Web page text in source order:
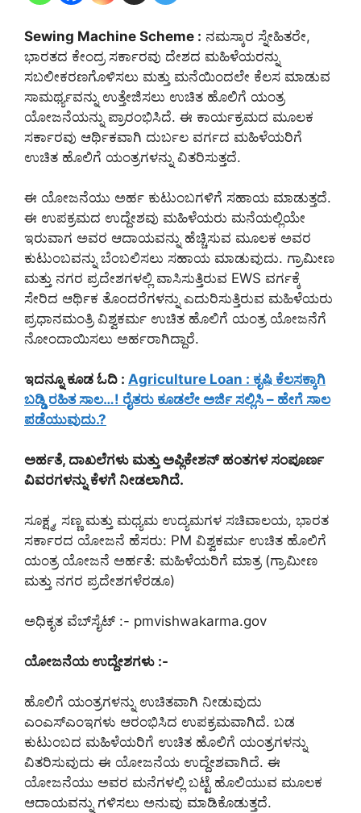
Sewing Machine Scheme : ನಮಸ್ಕಾರ ಸ್ನೇಹಿತರೇ,
ಭಾರತದ ಕೇಂದ್ರ ಸರ್ಕಾರವು ದೇಶದ ಮಹಿಳೆಯರನ್ನು
ಸಬಲೀಕರಣಗೊಳಿಸಲು ಮತ್ತು ಮನೆಯಿಂದಲೇ ಕೆಲಸ ಮಾಡುವ
ಸಾಮರ್ಥ್ಯವನ್ನು ಉತ್ತೇಜಿಸಲು ಉಚಿತ ಹೊಲಿಗೆ ಯಂತ್ರ
ಯೋಜನೆಯನ್ನು ಪ್ರಾರಂಭಿಸಿದೆ. ಈ ಕಾರ್ಯಕ್ರಮದ ಮೂಲಕ
ಸರ್ಕಾರವು ಆರ್ಥಿಕವಾಗಿ ದುರ್ಬಲ ವರ್ಗದ ಮಹಿಳೆಯರಿಗೆ
ಉಚಿತ ಹೊಲಿಗೆ ಯಂತ್ರಗಳನ್ನು ವಿತರಿಸುತ್ತದೆ.
ಈ ಯೋಜನೆಯು ಅರ್ಹ ಕುಟುಂಬಗಳಿಗೆ ಸಹಾಯ ಮಾಡುತ್ತದೆ.
ಈ ಉಪಕ್ರಮದ ಉದ್ದೇಶವು ಮಹಿಳೆಯರು ಮನೆಯಲ್ಲಿಯೇ
ಇರುವಾಗ ಅವರ ಆದಾಯವನ್ನು ಹೆಚ್ಚಿಸುವ ಮೂಲಕ ಅವರ
ಕುಟುಂಬವನ್ನು ಬೆಂಬಲಿಸಲು ಸಹಾಯ ಮಾಡುವುದು. ಗ್ರಾಮೀಣ
ಮತ್ತು ನಗರ ಪ್ರದೇಶಗಳಲ್ಲಿ ವಾಸಿಸುತ್ತಿರುವ EWS ವರ್ಗಕ್ಕೆ
ಸೇರಿದ ಆರ್ಥಿಕ ತೊಂದರೆಗಳನ್ನು ಎದುರಿಸುತ್ತಿರುವ ಮಹಿಳೆಯರು
ಪ್ರಧಾನಮಂತ್ರಿ ವಿಶ್ವಕರ್ಮ ಉಚಿತ ಹೊಲಿಗೆ ಯಂತ್ರ ಯೋಜನೆಗೆ
ನೋಂದಾಯಿಸಲು ಅರ್ಹರಾಗಿದ್ದಾರೆ.
ಇದನ್ನೂ ಕೂಡ ಓದಿ : Agriculture Loan : ಕೃಷಿ ಕೆಲಸಕ್ಕಾಗಿ
ಬಡ್ಡಿ ರಹಿತ ಸಾಲ…! ರೈತರು ಕೂಡಲೇ ಅರ್ಜಿ ಸಲ್ಲಿಸಿ – ಹೇಗೆ ಸಾಲ
ಪಡೆಯುವುದು.?
ಅರ್ಹತೆ, ದಾಖಲೆಗಳು ಮತ್ತು ಅಪ್ಲಿಕೇಶನ್ ಹಂತಗಳ ಸಂಪೂರ್ಣ
ವಿವರಗಳನ್ನು ಕೆಳಗೆ ನೀಡಲಾಗಿದೆ.
ಸೂಕ್ಷ್ಮ, ಸಣ್ಣ ಮತ್ತು ಮಧ್ಯಮ ಉದ್ಯಮಗಳ ಸಚಿವಾಲಯ, ಭಾರತ
ಸರ್ಕಾರದ ಯೋಜನೆ ಹೆಸರು: PM ವಿಶ್ವಕರ್ಮ ಉಚಿತ ಹೊಲಿಗೆ
ಯಂತ್ರ ಯೋಜನೆ ಅರ್ಹತೆ: ಮಹಿಳೆಯರಿಗೆ ಮಾತ್ರ (ಗ್ರಾಮೀಣ
ಮತ್ತು ನಗರ ಪ್ರದೇಶಗಳೆರಡೂ)
ಅಧಿಕೃತ ವೆಬ್‌ಸೈಟ್ :- pmvishwakarma.gov
ಯೋಜನೆಯ ಉದ್ದೇಶಗಳು :-
ಹೊಲಿಗೆ ಯಂತ್ರಗಳನ್ನು ಉಚಿತವಾಗಿ ನೀಡುವುದು
ಎಂಎಸ್‌ಎಂಇಗಳು ಆರಂಭಿಸಿದ ಉಪಕ್ರಮವಾಗಿದೆ. ಬಡ
ಕುಟುಂಬದ ಮಹಿಳೆಯರಿಗೆ ಉಚಿತ ಹೊಲಿಗೆ ಯಂತ್ರಗಳನ್ನು
ವಿತರಿಸುವುದು ಈ ಯೋಜನೆಯ ಉದ್ದೇಶವಾಗಿದೆ. ಈ
ಯೋಜನೆಯು ಅವರ ಮನೆಗಳಲ್ಲಿ ಬಟ್ಟೆ ಹೊಲಿಯುವ ಮೂಲಕ
ಆದಾಯವನ್ನು ಗಳಿಸಲು ಅನುವು ಮಾಡಿಕೊಡುತ್ತದೆ.